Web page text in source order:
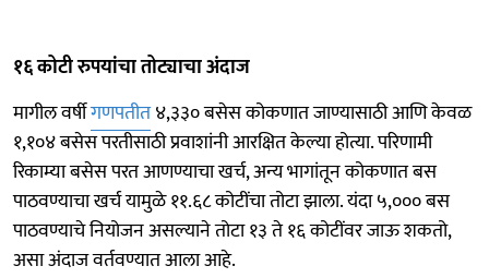
१६ कोटी रुपयांचा तोट्याचा अंदाज
मागील वर्षीगणपतीत४,३३० बसेस कोकणात जाण्यासाठी आणि केवळ
१,१०४ बसेस परतीसाठी प्रवाशांनी आरक्षित केल्या होत्या. परिणामी
रिकाम्या बसेस परत आणण्याचा खर्च, अन्य भागांतून कोकणात बस
पाठवण्याचा खर्च यामुळे ११.६८ कोटींचा तोटा झाला. यंदा ५,००० बस
पाठवण्याचे नियोजन असल्याने तोटा १३ ते १६ कोटींवर जाऊ शकतो,
असा अंदाज वर्तवण्यात आला आहे.